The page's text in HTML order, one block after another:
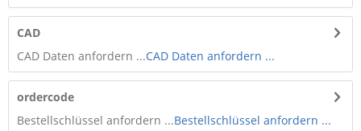
CAD
CAD Daten anfordern ...CAD Daten anfordern ...
ordercode
Bestellschlüssel anfordern ...Bestellschlüssel anfordern ...